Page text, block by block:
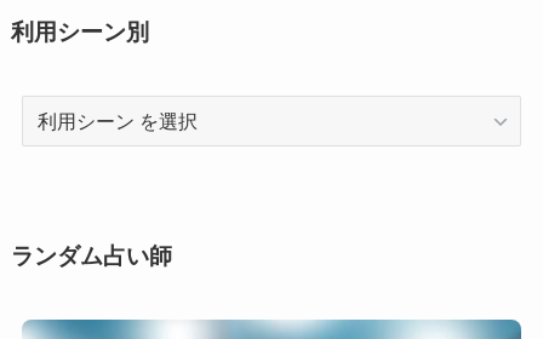
利用シーン別
利
用
ン
ランダム占い師